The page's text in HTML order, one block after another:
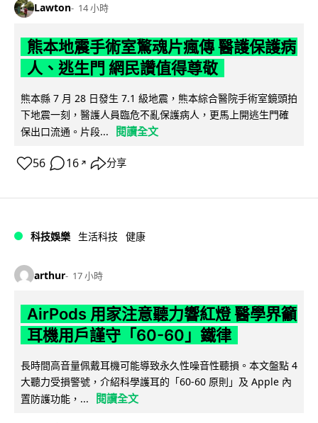
Lawton 14 小時
熊本地震手術室驚魂片瘋傳 醫護保護病
人、逃生門 網民讚值得尊敬
熊本縣 7 月 28 日發生 7.1 級地震，熊本綜合醫院手術室鏡頭拍
下地震一刻，醫護人員臨危不亂保護病人，更馬上開逃生門確
保出口流通。片段...
閱讀全文
56 16 ↗ 分享
科技娛樂 生活科技 健康
arthur 17 小時
AirPods 用家注意聽力響紅燈 醫學界籲
耳機用戶謹守「60-60」鐵律
長時間高音量佩戴耳機可能導致永久性噪音性聽損。本文盤點 4
大聽力受損警號，介紹科學護耳的「60-60 原則」及 Apple 內
置防護功能，...
閱讀全文